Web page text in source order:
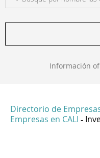
Información
Directorio de
Empresas en CALI -